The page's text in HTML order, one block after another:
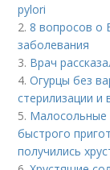
pylori
2.8 вопросов о
заболевания
3. Врач
4.Огурцы без
стерилизации
5. Малосольные
быстрого
получились